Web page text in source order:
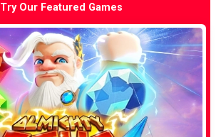
Try Our Featured Games